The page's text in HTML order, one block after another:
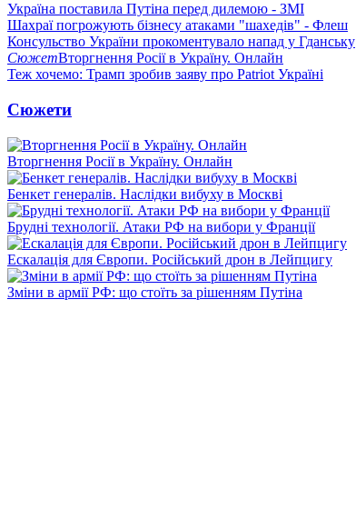
Україна поставила Путіна перед дилемою - ЗМІ
Шахраї погрожують бізнесу атаками "шахедів" - Флеш
Консульство України прокоментувало напад у Гданську
СюжетВторгнення Росії в Україну. Онлайн
Теж хочемо: Трамп зробив заяву про Patriot Україні
Сюжети
Вторгнення Росії в Україну. Онлайн
Бенкет генералів. Наслідки вибуху в Москві
Брудні технології. Атаки РФ на вибори у Франції
Ескалація для Європи. Російський дрон в Лейпцигу
Зміни в армії РФ: що стоїть за рішенням Путіна